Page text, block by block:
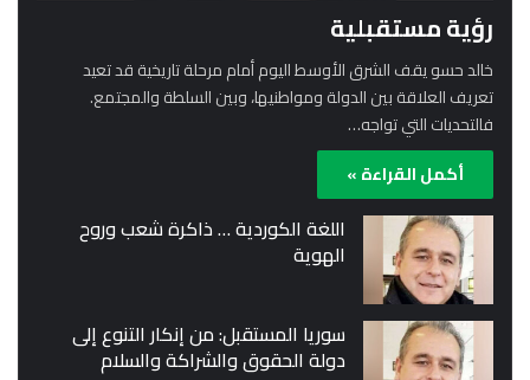
رؤية مستقبلية
خالد حسو يقف الشرق الأوسط اليوم أمام مرحلة تاريخية قد تعيد
تعريف العلاقة بين الدولة ومواطنيها، وبين السلطة والمجتمع.
فالتحديات التي تواجه…
أكمل القراءة »
اللغة الكوردية … ذاكرة شعب وروح
الهوية
سوريا المستقبل: من إنكار التنوع إلى
دولة الحقوق والشراكة والسلام